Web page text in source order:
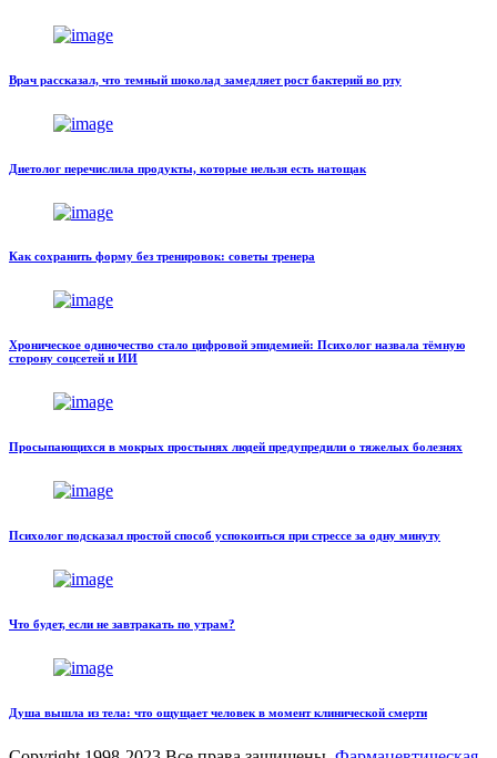
Врач рассказал, что темный шоколад замедляет рост бактерий во рту
Диетолог перечислила продукты, которые нельзя есть натощак
Как сохранить форму без тренировок: советы тренера
Хроническое одиночество стало цифровой эпидемией: Психолог назвала тёмную
сторону соцсетей и ИИ
Просыпающихся в мокрых простынях людей предупредили о тяжелых болезнях
Психолог подсказал простой способ успокоиться при стрессе за одну минуту
Что будет, если не завтракать по утрам?
Душа вышла из тела: что ощущает человек в момент клинической смерти